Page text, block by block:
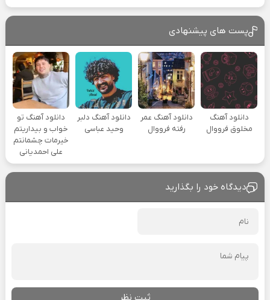
پست های پیشنهادی
دانلود آهنگ
مخلوق فرووال
دانلود آهنگ عمر
رفته فرووال
دانلود آهنگ دلبر
وحید عباسی
دانلود آهنگ تو
خواب و بیداریتم
خیرمات چشمانتم
علی احمدیانی
دیدگاه خود را بگذارید
ثبت نظر